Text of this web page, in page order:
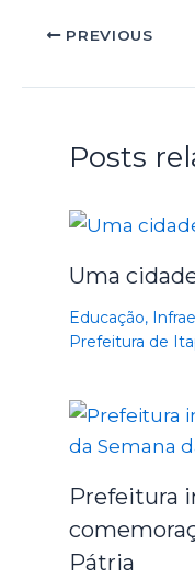
PREVIOUS
Posts
Uma
Educação,
Prefeitura de
Prefeitura
Pátria